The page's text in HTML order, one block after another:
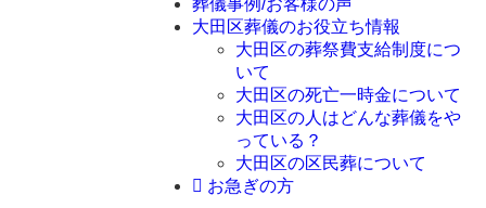
葬儀事例/お客様の声
大田区葬儀のお役立ち情報
大田区の葬祭費支給制度につ
いて
大田区の死亡一時金について
大田区の人はどんな葬儀をや
っている？
大田区の区民葬について
お急ぎの方